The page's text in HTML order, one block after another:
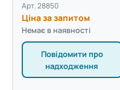
Арт. 28850
Ціна за запитом
Немає в наявності
Повідомити про
надходження